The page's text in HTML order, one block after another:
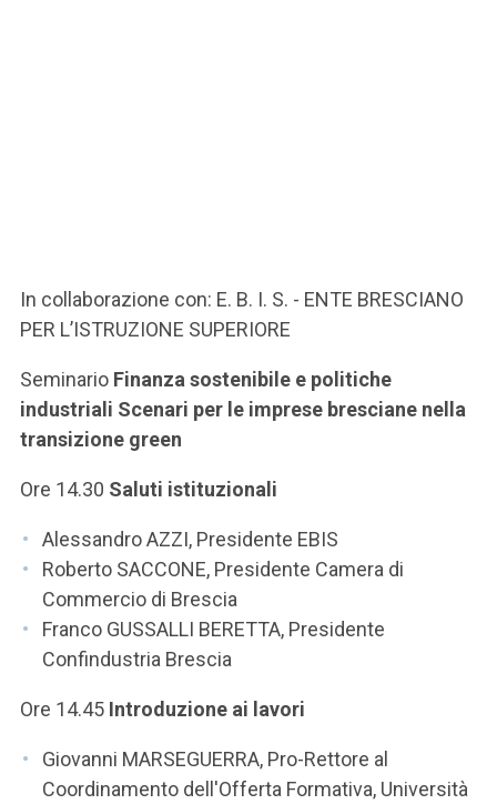
In collaborazione con: E. B. I. S. - ENTE BRESCIANO
PER L’ISTRUZIONE SUPERIORE
Seminario Finanza sostenibile e politiche
industriali Scenari per le imprese bresciane nella
transizione green
Ore 14.30 Saluti istituzionali
Alessandro AZZI, Presidente EBIS
Roberto SACCONE, Presidente Camera di
Commercio di Brescia
Franco GUSSALLI BERETTA, Presidente
Confindustria Brescia
Ore 14.45 Introduzione ai lavori
Giovanni MARSEGUERRA, Pro-Rettore al
Coordinamento dell'Offerta Formativa, Università